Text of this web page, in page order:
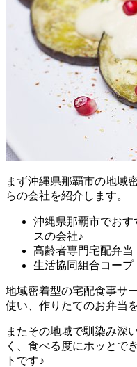
まず沖縄県那覇市の地域
らの会社を紹介します。
沖縄県那覇市でお
スの会社♪
高齢者専門宅配弁当
生活協同組合コープ
地域密着型の宅配食事サ
使い、作りたてのお弁当
またその地域で馴染み深
く、食べる度にホッとで
トです♪